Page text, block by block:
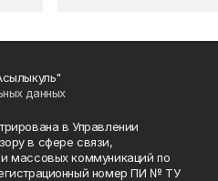
данных
в Управлении
в сфере связи,
массовых коммуникаций по
номер ПИ № ТУ